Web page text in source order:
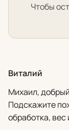
Чтобы
Виталий
Михаил,
Подскажите
обработка,